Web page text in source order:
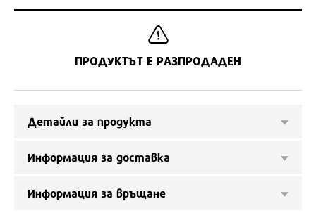
ПРОДУКТЪТ Е РАЗПРОДАДЕН
Детайли за продукта
Информация за доставка
Информация за връщане